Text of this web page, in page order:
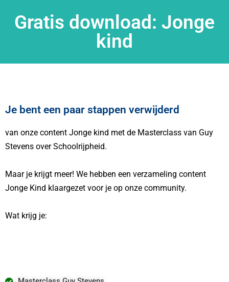
Gratis download: Jonge
kind
Je bent een paar stappen verwijderd
van onze content Jonge kind met de Masterclass van Guy
Stevens over Schoolrijpheid.
Maar je krijgt meer! We hebben een verzameling content
Jonge Kind klaargezet voor je op onze community.
Wat krijg je: